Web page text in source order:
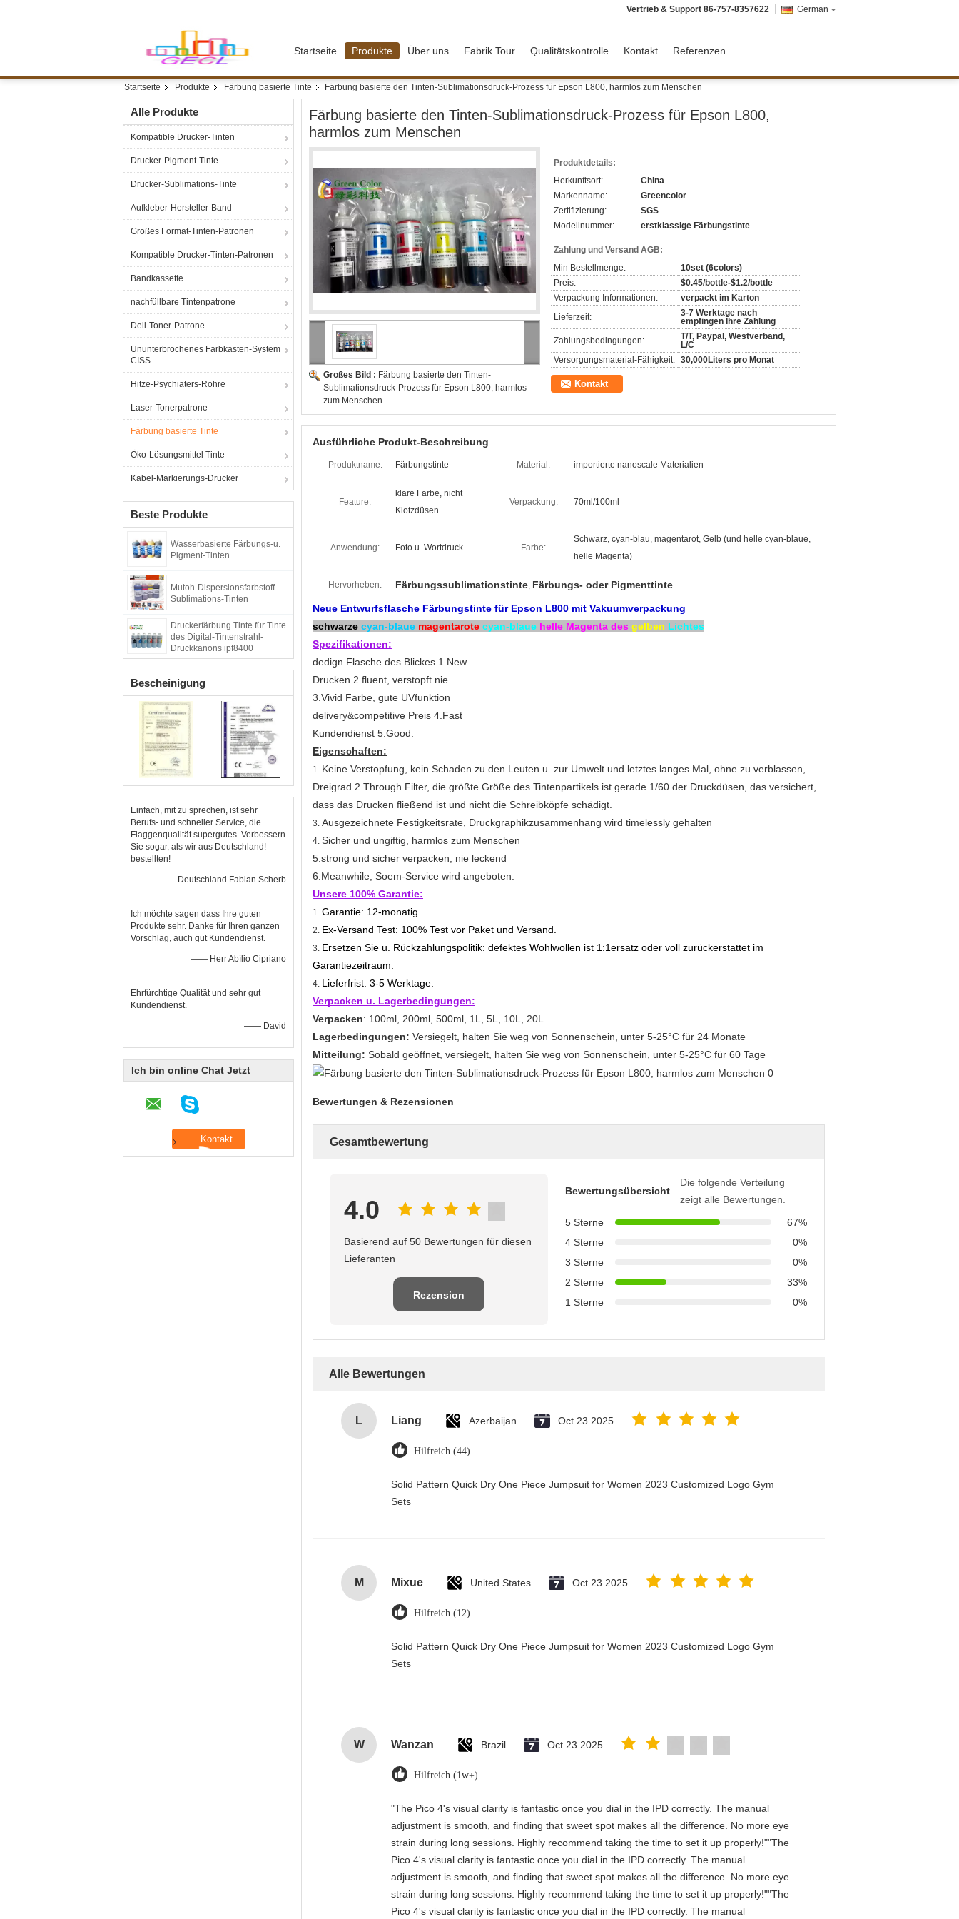
German
Vertrieb & Support 86-757-8357622
Startseite Produkte Über uns Fabrik Tour Qualitätskontrolle Kontakt Referenzen
Startseite Produkte Färbung basierte Tinte Färbung basierte den Tinten-Sublimationsdruck-Prozess für Epson L800, harmlos zum Menschen
Alle Produkte
Kompatible Drucker-Tinten
Drucker-Pigment-Tinte
Drucker-Sublimations-Tinte
Aufkleber-Hersteller-Band
Großes Format-Tinten-Patronen
Kompatible Drucker-Tinten-Patronen
Bandkassette
nachfüllbare Tintenpatrone
Dell-Toner-Patrone
Ununterbrochenes Farbkasten-System
CISS
Hitze-Psychiaters-Rohre
Laser-Tonerpatrone
Färbung basierte Tinte
Öko-Lösungsmittel Tinte
Kabel-Markierungs-Drucker
Beste Produkte
Wasserbasierte Färbungs-u.
Pigment-Tinten
Mutoh-Dispersionsfarbstoff-
Sublimations-Tinten
Druckerfärbung Tinte für Tinte
des Digital-Tintenstrahl-
Druckkanons ipf8400
Bescheinigung
Einfach, mit zu sprechen, ist sehr
Berufs- und schneller Service, die
Flaggenqualität supergutes. Verbessern
Sie sogar, als wir aus Deutschland!
bestellten!
—— Deutschland Fabian Scherb
Ich möchte sagen dass Ihre guten
Produkte sehr. Danke für Ihren ganzen
Vorschlag, auch gut Kundendienst.
—— Herr Abílio Cipriano
Ehrfürchtige Qualität und sehr gut
Kundendienst.
—— David
Ich bin online Chat Jetzt
Färbung basierte den Tinten-Sublimationsdruck-Prozess für Epson L800,
harmlos zum Menschen
Großes Bild : Färbung basierte den Tinten-
Sublimationsdruck-Prozess für Epson L800, harmlos
zum Menschen
Produktdetails:
Herkunftsort:
China
Markenname:
Greencolor
Zertifizierung:
SGS
Modellnummer:
erstklassige Färbungstinte
Zahlung und Versand AGB:
Min Bestellmenge:
10set (6colors)
Preis:
$0.45/bottle-$1.2/bottle
Verpackung Informationen:
verpackt im Karton
Lieferzeit:
3-7 Werktage nach
empfingen Ihre Zahlung
Zahlungsbedingungen:
T/T, Paypal, Westverband,
L/C
Versorgungsmaterial-Fähigkeit: 30,000Liters pro Monat
Kontakt
Ausführliche Produkt-Beschreibung
Produktname: Färbungstinte Material: importierte nanoscale Materialien
Feature:
klare Farbe, nicht
Klotzdüsen
Verpackung: 70ml/100ml
Anwendung: Foto u. Wortdruck Farbe:
Schwarz, cyan-blau, magentarot, Gelb (und helle cyan-blaue,
helle Magenta)
Hervorheben: Färbungssublimationstinte, Färbungs- oder Pigmenttinte
Neue Entwurfsflasche Färbungstinte für Epson L800 mit Vakuumverpackung
schwarze cyan-blaue magentarote cyan-blaue helle Magenta des gelben Lichtes
Spezifikationen:
dedign Flasche des Blickes 1.New
Drucken 2.fluent, verstopft nie
3.Vivid Farbe, gute UVfunktion
delivery&competitive Preis 4.Fast
Kundendienst 5.Good.
Eigenschaften:
1. Keine Verstopfung, kein Schaden zu den Leuten u. zur Umwelt und letztes langes Mal, ohne zu verblassen,
Dreigrad 2.Through Filter, die größte Größe des Tintenpartikels ist gerade 1/60 der Druckdüsen, das versichert,
dass das Drucken fließend ist und nicht die Schreibköpfe schädigt.
3. Ausgezeichnete Festigkeitsrate, Druckgraphikzusammenhang wird timelessly gehalten
4. Sicher und ungiftig, harmlos zum Menschen
5.strong und sicher verpacken, nie leckend
6.Meanwhile, Soem-Service wird angeboten.
Unsere 100% Garantie:
1. Garantie: 12-monatig.
2. Ex-Versand Test: 100% Test vor Paket und Versand.
3. Ersetzen Sie u. Rückzahlungspolitik: defektes Wohlwollen ist 1:1ersatz oder voll zurückerstattet im
Garantiezeitraum.
4. Lieferfrist: 3-5 Werktage.
Verpacken u. Lagerbedingungen:
Verpacken: 100ml, 200ml, 500ml, 1L, 5L, 10L, 20L
Lagerbedingungen: Versiegelt, halten Sie weg von Sonnenschein, unter 5-25°C für 24 Monate
Mitteilung: Sobald geöffnet, versiegelt, halten Sie weg von Sonnenschein, unter 5-25°C für 60 Tage
Bewertungen & Rezensionen
Gesamtbewertung
4.0
Basierend auf 50 Bewertungen für diesen
Lieferanten
Rezension
Bewertungsübersicht
Die folgende Verteilung
zeigt alle Bewertungen.
5 Sterne
67%
4 Sterne
0%
3 Sterne
0%
2 Sterne
33%
1 Sterne
0%
Alle Bewertungen
L Liang Azerbaijan Oct 23.2025
Hilfreich (44)
Solid Pattern Quick Dry One Piece Jumpsuit for Women 2023 Customized Logo Gym
Sets
M Mixue United States Oct 23.2025
Hilfreich (12)
Solid Pattern Quick Dry One Piece Jumpsuit for Women 2023 Customized Logo Gym
Sets
W Wanzan Brazil Oct 23.2025
Hilfreich (1w+)
"The Pico 4's visual clarity is fantastic once you dial in the IPD correctly. The manual
adjustment is smooth, and finding that sweet spot makes all the difference. No more eye
strain during long sessions. Highly recommend taking the time to set it up properly!""The
Pico 4's visual clarity is fantastic once you dial in the IPD correctly. The manual
adjustment is smooth, and finding that sweet spot makes all the difference. No more eye
strain during long sessions. Highly recommend taking the time to set it up properly!""The
Pico 4's visual clarity is fantastic once you dial in the IPD correctly. The manual